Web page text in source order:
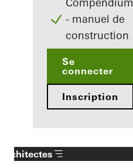
- manuel de
construction
Se
connecter
Inscription
Architectes